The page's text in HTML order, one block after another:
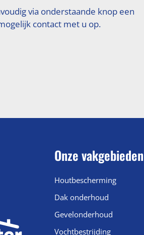
via onderstaande knop een
contact met u op.
Onze vakgebieden
Houtbescherming
Dak onderhoud
Gevelonderhoud
Vochtbestrijding